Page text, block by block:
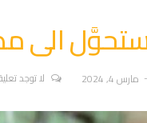
ستحوَّل الى
مارس 4, 2024 لا توجد